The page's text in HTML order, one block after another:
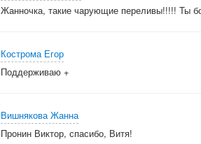
Жанночка, такие чарующие переливы!!!!! Ты
Кострома Егор
Поддерживаю +
Вишнякова Жанна
Пронин Виктор, спасибо, Витя!